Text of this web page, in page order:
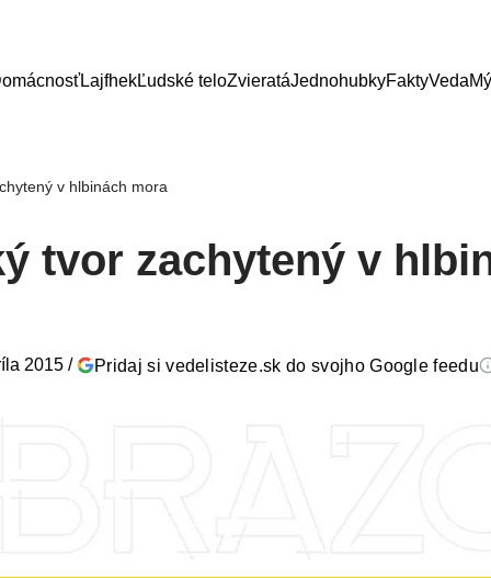
LajfhekĽudské teloZvieratáJednohubkyFaktyVeda
v hlbinách mora
tvor zachytený v
2015 / Pridaj si vedelisteze.sk do svojho Google feedu